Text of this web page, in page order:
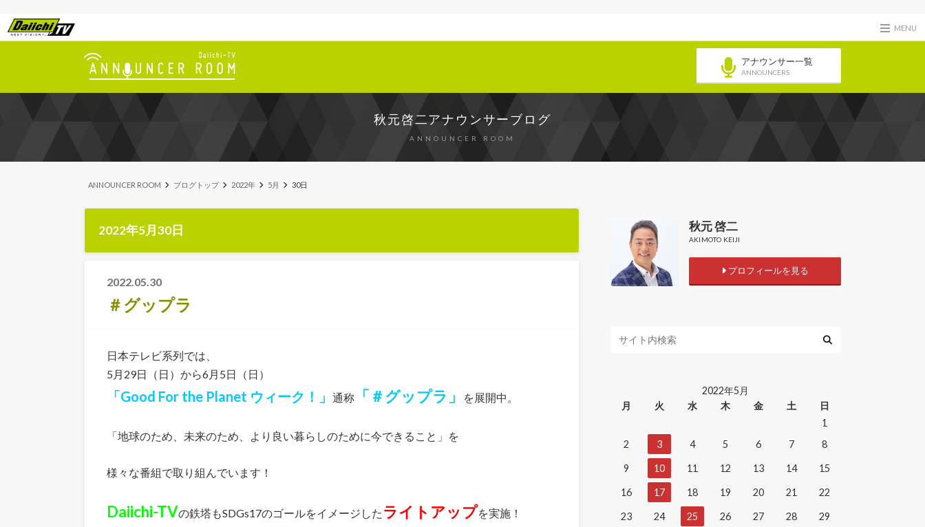
MENU
アナウンサー一覧
ANNOUNCERS
秋元啓二アナウンサーブログ
ANNOUNCER ROOM
ANNOUNCER ROOM ブログトップ 2022年 5月 30日
2022年5月30日
2022.05.30
＃グップラ
日本テレビ系列では、
5月29日（日）から6月5日（日）
「Good For the Planet ウィーク！」 通称 「＃グップラ」 を展開中。
「地球のため、未来のため、より良い暮らしのために今できること」を
様々な番組で取り組んでいます！
Daiichi-TVの鉄塔もSDGs17のゴールをイメージした ライトアップを実施！
秋元 啓二
AKIMOTO KEIJI
プロフィールを見る
2022年5月
月
火 水 木 金 土
日
1
2
3 4 5 6 7 8
9 10 11 12 13 14 15
16 17 18 19 20 21 22
23 24 25 26 27 28 29